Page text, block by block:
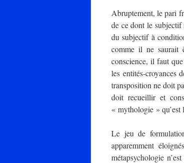
Abruptement, le pari
de ce dont le subjectif
du subjectif à
comme il ne saurait
conscience, il faut
les entités-croyances
transposition ne doit
doit recueillir et
« mythologie » qu’est
Le jeu de
apparemment
métapsychologie